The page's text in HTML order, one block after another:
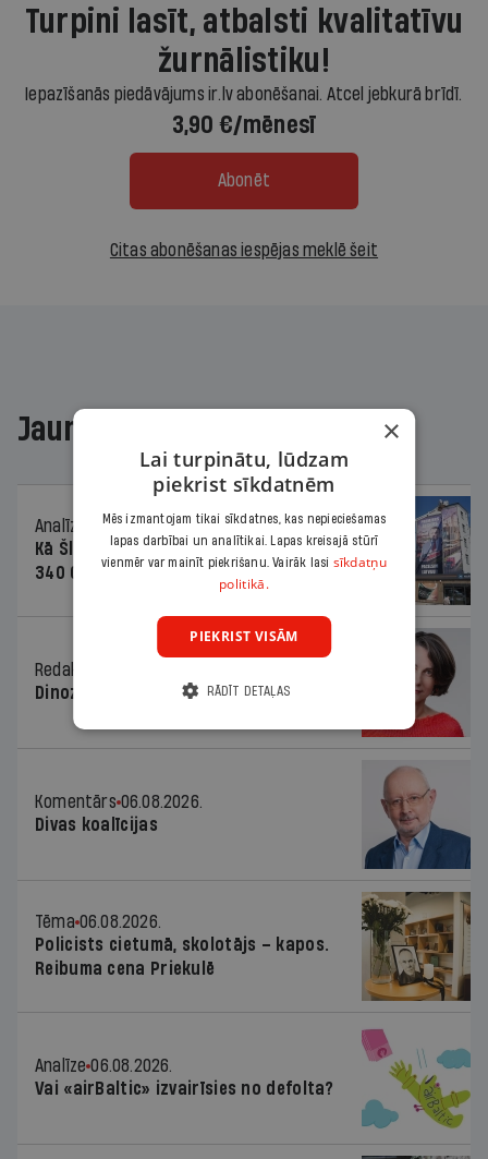
Turpini lasīt, atbalsti kvalitatīvu
žurnālistiku!
Iepazīšanās piedāvājums ir.lv abonēšanai. Atcel jebkurā brīdī.
3,90 €/mēnesī
Abonēt
Citas abonēšanas iespējas meklē šeit
Jaunākajā žurnālā
Analīze
06.08.2026.
Kā Šlesera partija palika nesodīta par
340 000 vērtu reklāmas kampaņu
Redaktores sleja
Dinozaura triks
Komentārs 06.08.2026.
Divas koalīcijas
Tēma 06.08.2026.
Policists cietumā, skolotājs – kapos.
Reibuma cena Priekulē
Analīze 06.08.2026.
Vai «airBaltic» izvairīsies no defolta?
×
Lai turpinātu, lūdzam
piekrist sīkdatnēm
Mēs izmantojam tikai sīkdatnes, kas nepieciešamas
lapas darbībai un analītikai. Lapas kreisajā stūrī
vienmēr var mainīt piekrišanu. Vairāk lasi sīkdatņu
politikā.
PIEKRIST VISĀM
RĀDĪT DETAĻAS